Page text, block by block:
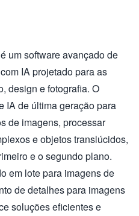
um software avançado de
IA projetado para as
design e fotografia. O
IA de última geração para
de imagens, processar
e objetos translúcidos,
e o segundo plano.
em lote para imagens de
de detalhes para imagens
soluções eficientes e